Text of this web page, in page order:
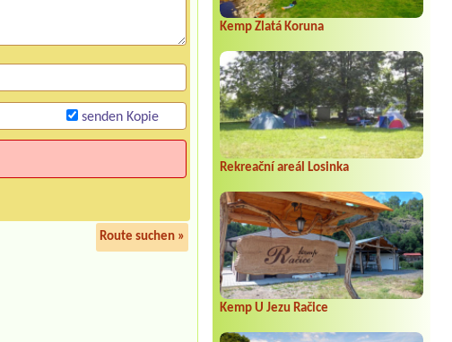
Kemp Zlatá Koruna
Rekreační areál Losinka
Kemp U Jezu Račice
senden Kopie
Route suchen »